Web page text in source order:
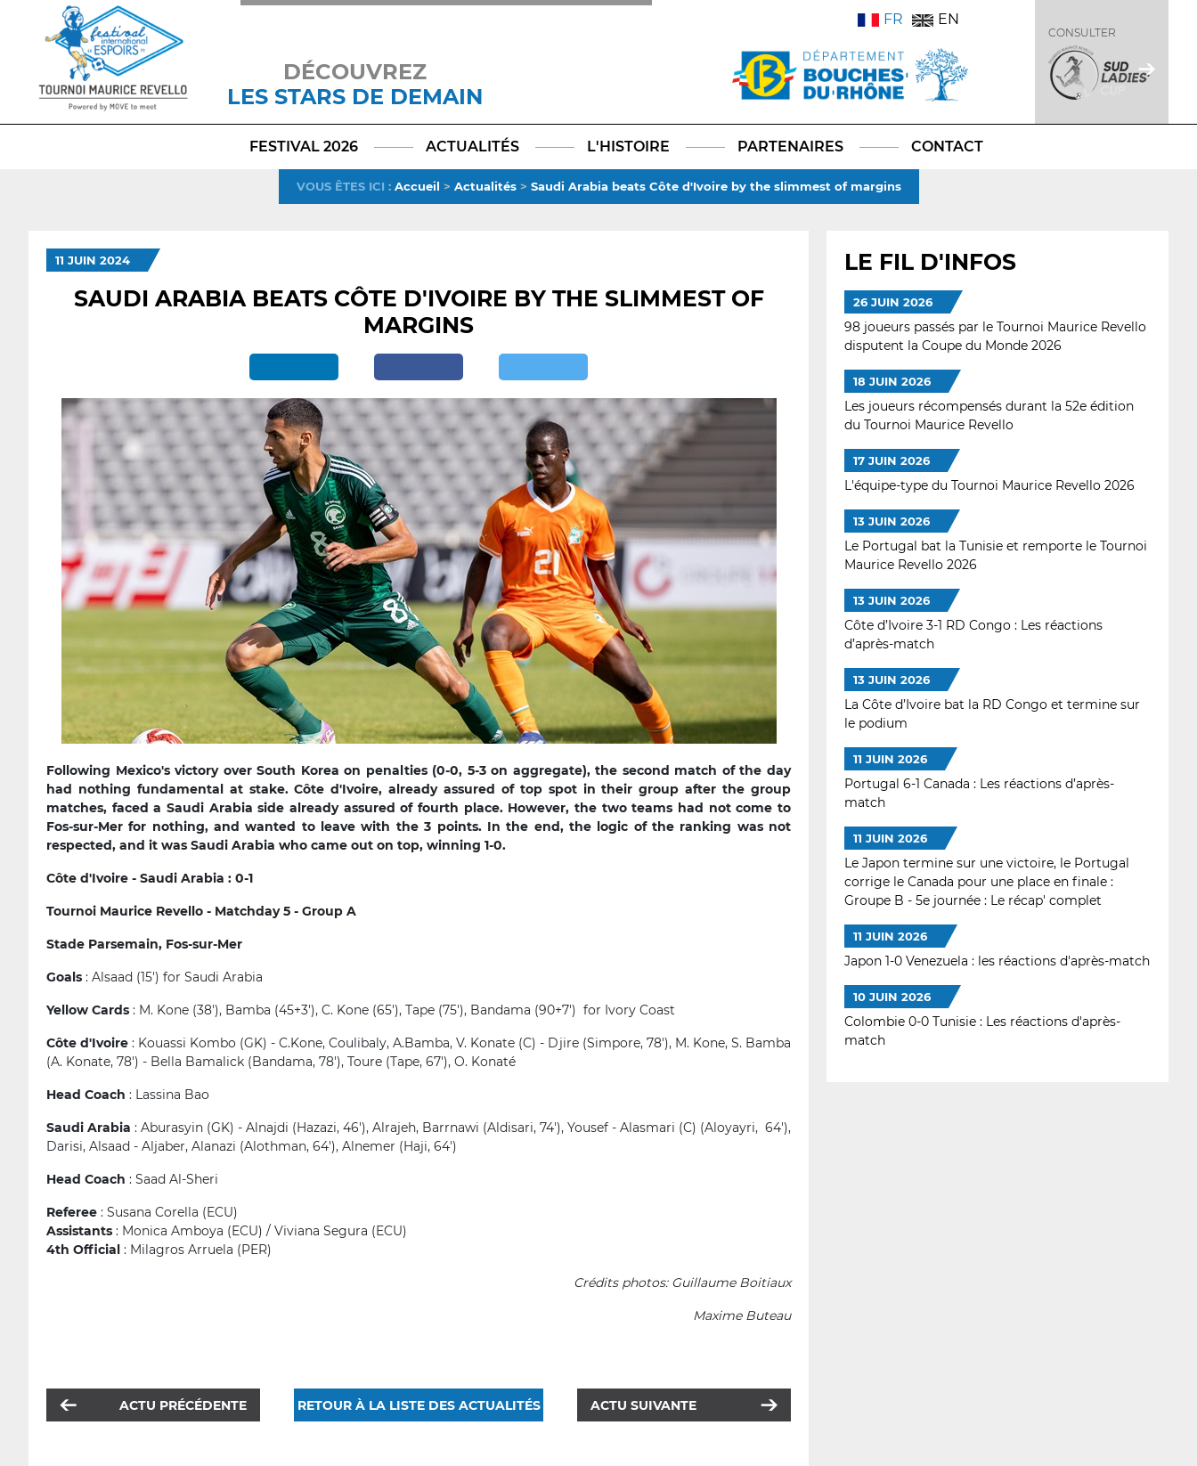
DÉCOUVREZ
LES STARS DE DEMAIN
TikTokLinkedIn
X
FR EN
CONSULTER
FESTIVAL 2026 ACTUALITÉS L'HISTOIRE PARTENAIRES CONTACT
VOUS ÊTES ICI : Accueil > Actualités> Saudi Arabia beats Côte d'Ivoire by the slimmest of margins
11 JUIN 2024
SAUDI ARABIA BEATS CÔTE D'IVOIRE BY THE SLIMMEST OF
MARGINS
Following Mexico's victory over South Korea on penalties (0-0, 5-3 on aggregate), the second match of the day
had nothing fundamental at stake. Côte d'Ivoire, already assured of top spot in their group after the group
matches, faced a Saudi Arabia side already assured of fourth place. However, the two teams had not come to
Fos-sur-Mer for nothing, and wanted to leave with the 3 points. In the end, the logic of the ranking was not
respected, and it was Saudi Arabia who came out on top, winning 1-0.
Côte d'Ivoire - Saudi Arabia : 0-1
Tournoi Maurice Revello - Matchday 5 - Group A
Stade Parsemain, Fos-sur-Mer
Goals : Alsaad (15') for Saudi Arabia
Yellow Cards : M. Kone (38'), Bamba (45+3'), C. Kone (65'), Tape (75'), Bandama (90+7') for Ivory Coast
Côte d'Ivoire : Kouassi Kombo (GK) - C.Kone, Coulibaly, A.Bamba, V. Konate (C) - Djire (Simpore, 78'), M. Kone, S. Bamba
(A. Konate, 78') - Bella Bamalick (Bandama, 78'), Toure (Tape, 67'), O. Konaté
Head Coach : Lassina Bao
Saudi Arabia : Aburasyin (GK) - Alnajdi (Hazazi, 46'), Alrajeh, Barrnawi (Aldisari, 74'), Yousef - Alasmari (C) (Aloyayri, 64'),
Darisi, Alsaad - Aljaber, Alanazi (Alothman, 64'), Alnemer (Haji, 64')
Head Coach : Saad Al-Sheri
Referee : Susana Corella (ECU)
Assistants : Monica Amboya (ECU) / Viviana Segura (ECU)
4th Official : Milagros Arruela (PER)
Crédits photos: Guillaume Boitiaux
Maxime Buteau
ACTU PRÉCÉDENTE RETOUR À LA LISTE DES ACTUALITÉS ACTU SUIVANTE
LE FIL D'INFOS
26 JUIN 2026
98 joueurs passés par le Tournoi Maurice Revello
disputent la Coupe du Monde 2026
18 JUIN 2026
Les joueurs récompensés durant la 52e édition
du Tournoi Maurice Revello
17 JUIN 2026
L'équipe-type du Tournoi Maurice Revello 2026
13 JUIN 2026
Le Portugal bat la Tunisie et remporte le Tournoi
Maurice Revello 2026
13 JUIN 2026
Côte d’Ivoire 3-1 RD Congo : Les réactions
d’après-match
13 JUIN 2026
La Côte d’Ivoire bat la RD Congo et termine sur
le podium
11 JUIN 2026
Portugal 6-1 Canada : Les réactions d’après-
match
11 JUIN 2026
Le Japon termine sur une victoire, le Portugal
corrige le Canada pour une place en finale :
Groupe B - 5e journée : Le récap' complet
11 JUIN 2026
Japon 1-0 Venezuela : les réactions d'après-match
10 JUIN 2026
Colombie 0-0 Tunisie : Les réactions d'après-
match